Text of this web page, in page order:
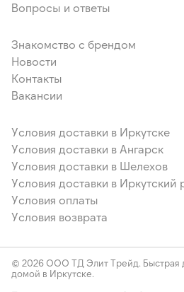
Вопросы и ответы
Знакомство с брендом
Новости
Контакты
Вакансии
Условия доставки в Иркутске
Условия доставки в Ангарск
Условия доставки в Шелехов
Условия доставки в Иркутский
Условия оплаты
Условия возврата
© 2026 ООО ТД Элит Трейд. Быстрая
домой в Иркутске.